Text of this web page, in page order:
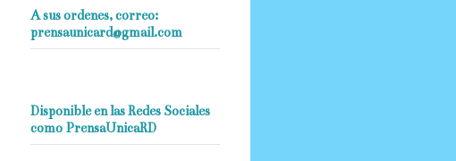
A sus ordenes, correo:
prensaunicard@gmail.com
Disponible en las Redes Sociales
como PrensaUnicaRD